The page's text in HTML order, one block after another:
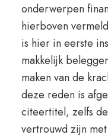
onderwerpen
hierboven
is hier in eerste
makkelijk
maken van de
deze reden is
citeertitel, zelfs
vertrouwd zijn